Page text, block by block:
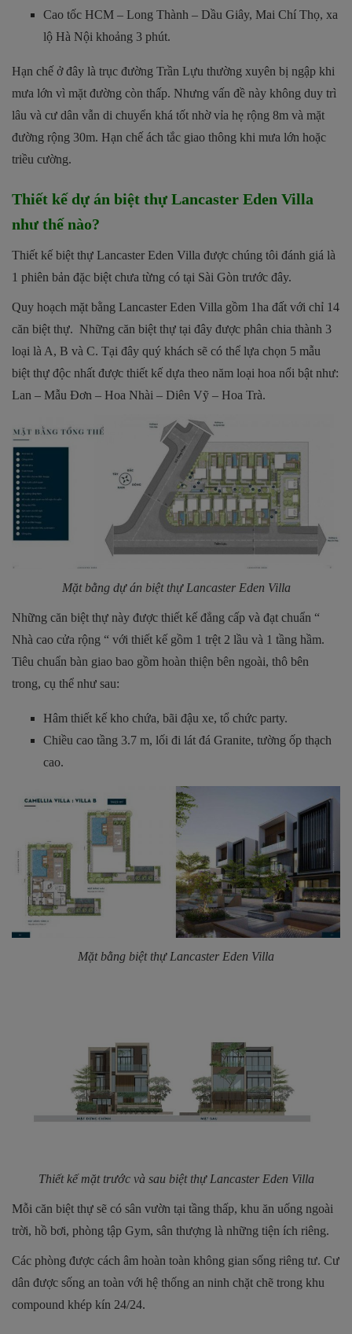
Cao tốc HCM – Long Thành – Dầu Giây, Mai Chí Thọ, xa
lộ Hà Nội khoảng 3 phút.
Hạn chế ở đây là trục đường Trần Lựu thường xuyên bị ngập khi
mưa lớn vì mặt đường còn thấp. Nhưng vấn đề này không duy trì
lâu và cư dân vẫn di chuyển khá tốt nhờ vỉa hẹ rộng 8m và mặt
đường rộng 30m. Hạn chế ách tắc giao thông khi mưa lớn hoặc
triều cường.
Thiết kế dự án biệt thự Lancaster Eden Villa
như thế nào?
Thiết kế biệt thự Lancaster Eden Villa được chúng tôi đánh giá là
1 phiên bản đặc biệt chưa từng có tại Sài Gòn trước đây.
Quy hoạch mặt bằng Lancaster Eden Villa gồm 1ha đất với chỉ 14
căn biệt thự. Những căn biệt thự tại đây được phân chia thành 3
loại là A, B và C. Tại đây quý khách sẽ có thể lựa chọn 5 mẫu
biệt thự độc nhất được thiết kế dựa theo năm loại hoa nổi bật như:
Lan – Mẫu Đơn – Hoa Nhài – Diên Vỹ – Hoa Trà.
Mặt bằng dự án biệt thự Lancaster Eden Villa
Những căn biệt thự này được thiết kế đẳng cấp và đạt chuẩn “
Nhà cao cửa rộng “ với thiết kế gồm 1 trệt 2 lầu và 1 tầng hầm.
Tiêu chuẩn bàn giao bao gồm hoàn thiện bên ngoài, thô bên
trong, cụ thể như sau:
Hâm thiết kế kho chứa, bãi đậu xe, tổ chức party.
Chiều cao tầng 3.7 m, lối đi lát đá Granite, tường ốp thạch
cao.
Mặt bằng biệt thự Lancaster Eden Villa
Thiết kế mặt trước và sau biệt thự Lancaster Eden Villa
Mỗi căn biệt thự sẽ có sân vườn tại tầng thấp, khu ăn uống ngoài
trời, hồ bơi, phòng tập Gym, sân thượng là những tiện ích riêng.
Các phòng được cách âm hoàn toàn không gian sống riêng tư. Cư
dân được sống an toàn với hệ thống an ninh chặt chẽ trong khu
compound khép kín 24/24.